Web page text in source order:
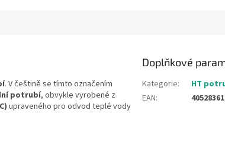
. V češtině se tímto označením
potrubí, obvykle vyrobené z
upraveného pro odvod teplé vody
Doplňkové
Kategorie:
HT
EAN: